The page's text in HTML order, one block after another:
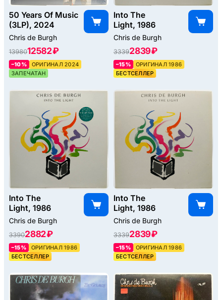
50 Years Of Music
(3LP), 2024
Chris de Burgh
1398012582 ₽
–10%
ОРИГИНАЛ 2024
ЗАПЕЧАТАН
Into The
Light, 1986
Chris de Burgh
33392839 ₽
–15%
ОРИГИНАЛ 1986
БЕСТСЕЛЛЕР
Into The
Light, 1986
Chris de Burgh
33902882 ₽
–15%
ОРИГИНАЛ 1986
БЕСТСЕЛЛЕР
Into The
Light, 1986
Chris de Burgh
33392839 ₽
–15%
ОРИГИНАЛ 1986
БЕСТСЕЛЛЕР